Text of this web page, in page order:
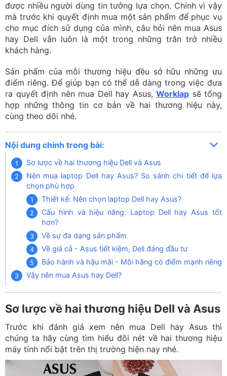
được nhiều người dùng tin tưởng lựa chọn. Chính vì vậy
mà trước khi quyết định mua một sản phẩm để phục vụ
cho mục đích sử dụng của mình, câu hỏi nên mua Asus
hay Dell vẫn luôn là một trong những trăn trở nhiều
khách hàng.
Sản phẩm của mỗi thương hiệu đều sở hữu những ưu
điểm riêng. Để giúp bạn có thể dễ dàng trong việc đưa
ra quyết định nên mua Dell hay Asus, Worklap sẽ tổng
hợp những thông tin cơ bản về hai thương hiệu này,
cùng theo dõi nhé.
Nội dung chính trong bài:
Sơ lược về hai thương hiệu Dell và Asus
Nên mua laptop Dell hay Asus? So sánh chi tiết để lựa
chọn phù hợp
Thiết kế: Nên chọn laptop Dell hay Asus?
Cấu hình và hiệu năng: Laptop Dell hay Asus tốt
hơn?
Về sự đa dạng sản phẩm
Về giá cả - Asus tiết kiệm, Dell đáng đầu tư
Bảo hành và hậu mãi - Mỗi hãng có điểm mạnh riêng
Vậy nên mua Asus hay Dell?
Sơ lược về hai thương hiệu Dell và Asus
Trước khi đánh giá xem nên mua Dell hay Asus thì
chúng ta hãy cùng tìm hiểu đôi nét về hai thương hiệu
máy tính nổi bật trên thị trường hiện nay nhé.